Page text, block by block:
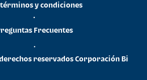
y condiciones
•
Frecuentes
•
reservados Corporación Bi